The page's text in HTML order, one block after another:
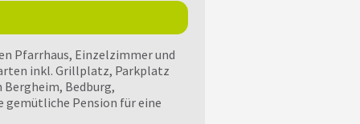
Pfarrhaus, Einzelzimmer und
inkl. Grillplatz, Parkplatz
Bedburg,
gemütliche Pension für eine